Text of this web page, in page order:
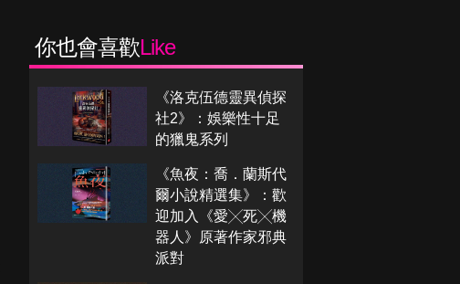
你也會喜歡Like
《洛克伍德靈異偵探
社2》：娛樂性十足
的獵鬼系列
《魚夜：喬．蘭斯代
爾小說精選集》：歡
迎加入《愛╳死╳機
器人》原著作家邪典
派對